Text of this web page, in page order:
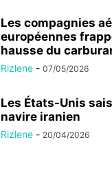
Les compagnies
européennes
hausse du
Rizlene - 07/05/2026
Les États-Unis
navire iranien
Rizlene - 20/04/2026